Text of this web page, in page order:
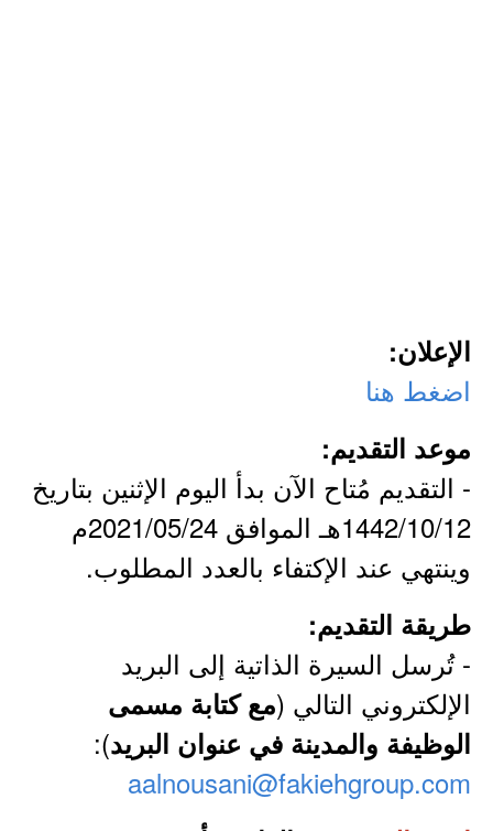
الإعلان:
اضغط هنا
موعد التقديم:
- التقديم مُتاح الآن بدأ اليوم الإثنين بتاريخ
1442/10/12هـ الموافق 2021/05/24م
وينتهي عند الإكتفاء بالعدد المطلوب.
طريقة التقديم:
- تُرسل السيرة الذاتية إلى البريد
الإلكتروني التالي (مع كتابة مسمى
الوظيفة والمدينة في عنوان البريد):
aalnousani@fakiehgroup.com